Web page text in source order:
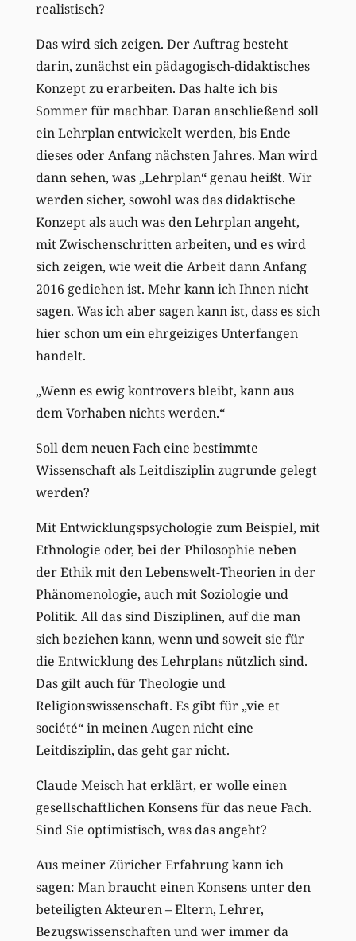
realistisch?
Das wird sich zeigen. Der Auftrag besteht
darin, zunächst ein pädagogisch-didaktisches
Konzept zu erarbeiten. Das halte ich bis
Sommer für machbar. Daran anschließend soll
ein Lehrplan entwickelt werden, bis Ende
dieses oder Anfang nächsten Jahres. Man wird
dann sehen, was „Lehrplan“ genau heißt. Wir
werden sicher, sowohl was das didaktische
Konzept als auch was den Lehrplan angeht,
mit Zwischenschritten arbeiten, und es wird
sich zeigen, wie weit die Arbeit dann Anfang
2016 gediehen ist. Mehr kann ich Ihnen nicht
sagen. Was ich aber sagen kann ist, dass es sich
hier schon um ein ehrgeiziges Unterfangen
handelt.
„Wenn es ewig kontrovers bleibt, kann aus
dem Vorhaben nichts werden.“
Soll dem neuen Fach eine bestimmte
Wissenschaft als Leitdisziplin zugrunde gelegt
werden?
Mit Entwicklungspsychologie zum Beispiel, mit
Ethnologie oder, bei der Philosophie neben
der Ethik mit den Lebenswelt-Theorien in der
Phänomenologie, auch mit Soziologie und
Politik. All das sind Disziplinen, auf die man
sich beziehen kann, wenn und soweit sie für
die Entwicklung des Lehrplans nützlich sind.
Das gilt auch für Theologie und
Religionswissenschaft. Es gibt für „vie et
société“ in meinen Augen nicht eine
Leitdisziplin, das geht gar nicht.
Claude Meisch hat erklärt, er wolle einen
gesellschaftlichen Konsens für das neue Fach.
Sind Sie optimistisch, was das angeht?
Aus meiner Züricher Erfahrung kann ich
sagen: Man braucht einen Konsens unter den
beteiligten Akteuren – Eltern, Lehrer,
Bezugswissenschaften und wer immer da